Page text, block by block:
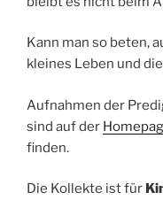
Kann man so beten,
kleines Leben und
Aufnahmen der
sind auf der
finden.
Die Kollekte ist für